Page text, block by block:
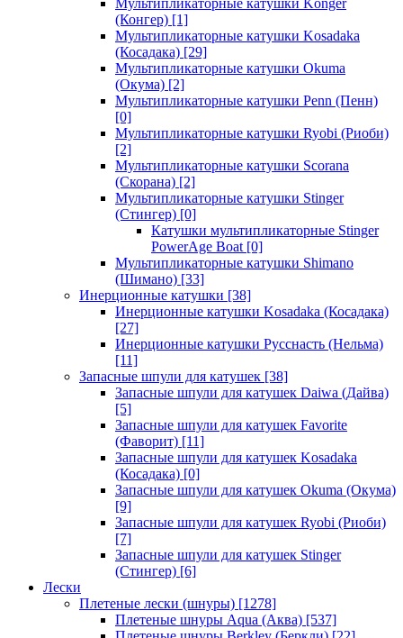
Мультипликаторные катушки Konger
(Конгер) [1]
Мультипликаторные катушки Kosadaka
(Косадака) [29]
Мультипликаторные катушки Okuma
(Окума) [2]
Мультипликаторные катушки Penn (Пенн)
[0]
Мультипликаторные катушки Ryobi (Риоби)
[2]
Мультипликаторные катушки Scorana
(Скорана) [2]
Мультипликаторные катушки Stinger
(Стингер) [0]
Катушки мультипликаторные Stinger
PowerAge Boat [0]
Мультипликаторные катушки Shimano
(Шимано) [33]
Инерционные катушки [38]
Инерционные катушки Kosadaka (Косадака)
[27]
Инерционные катушки Русснасть (Нельма)
[11]
Запасные шпули для катушек [38]
Запасные шпули для катушек Daiwa (Дайва)
[5]
Запасные шпули для катушек Favorite
(Фаворит) [11]
Запасные шпули для катушек Kosadaka
(Косадака) [0]
Запасные шпули для катушек Okuma (Окума)
[9]
Запасные шпули для катушек Ryobi (Риоби)
[7]
Запасные шпули для катушек Stinger
(Стингер) [6]
Лески
Плетеные лески (шнуры) [1278]
Плетеные шнуры Aqua (Аква) [537]